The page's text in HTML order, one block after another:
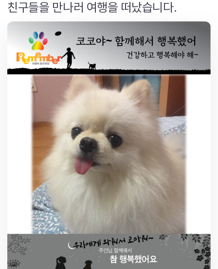
친구들을 만나러 여행을 떠났습니다.